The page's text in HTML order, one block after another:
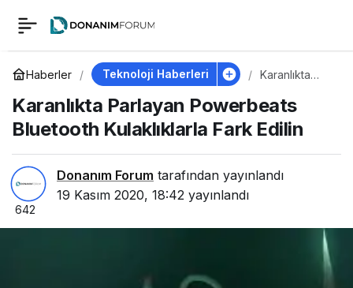
Haberler Teknoloji Haberleri
Karanlıkta
Powerbeats
Bluetooth
Kulaklıklarla
Karanlıkta Parlayan Powerbeats
Bluetooth Kulaklıklarla Fark Edilin
Donanım Forum tarafından yayınlandı
19 Kasım 2020, 18:42 yayınlandı
642
Karanlıkta Parlayan
Powerbeats
Bluetooth
Kulaklıklarla Fark
Edilin